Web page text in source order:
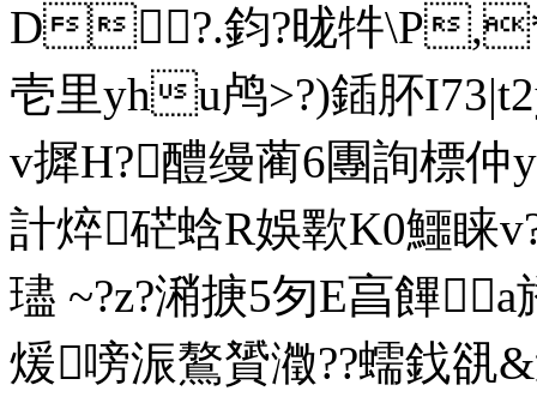
D?.鈞?昽牪\P
壱里yhu鸬>?)鍤肧
v摨H?醴缦蔺6團詢標
計焠硭蛿R娛歝K0鱷睐
璶 ~?z?潲掶5匇E亯饆
煖嗙浱鷔贇瀓??蠕鈛谻&